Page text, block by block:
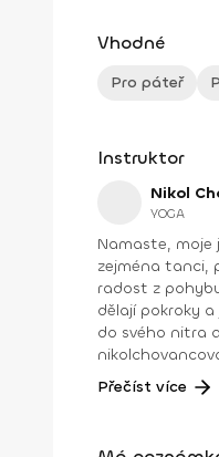
Vhodné
Pro páteř
Instruktor
Nikol
YOGA
Namaste, moje jméno je Nikol a mám radost, že tě můžu na těchto stránkách provázet jógou. Nejdřív něco o mně. Od dětství jsem se věnovala různým druhům pohybu,
zejména tanci, při
radost z pohybu, uvolnění těla
dělají pokroky a jak jim jóga pomáhá
do svého nitra a
nikolchovancova.sk Dosažené vzdělání: instruktor power jógy, stupeň 1 a 2 – Powerjoga Akadémia Slovensko – lektoři: Bc. Michaela
Přečíst více